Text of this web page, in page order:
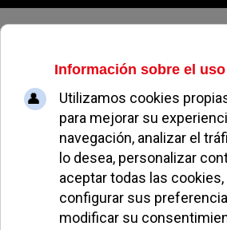
Domingo, 09 de agosto de
Agencia Municipal de
EL AVISPA EL AVISPERO DE POZUELO 30